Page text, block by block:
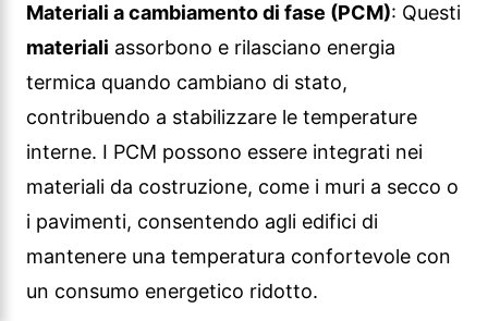
Materiali a cambiamento di fase (PCM): Questi
materiali assorbono e rilasciano energia
termica quando cambiano di stato,
contribuendo a stabilizzare le temperature
interne. I PCM possono essere integrati nei
materiali da costruzione, come i muri a secco o
i pavimenti, consentendo agli edifici di
mantenere una temperatura confortevole con
un consumo energetico ridotto.